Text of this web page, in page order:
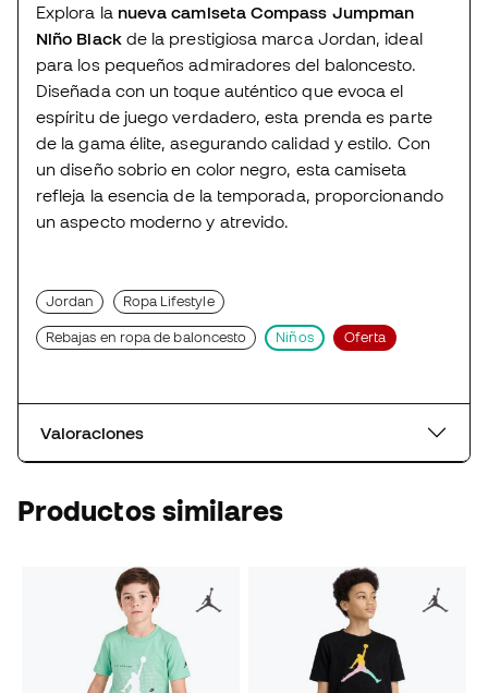
Explora la nueva camiseta Compass Jumpman
Niño Blackde la prestigiosa marca Jordan, ideal
para los pequeños admiradores del baloncesto.
Diseñada con un toque auténtico que evoca el
espíritu de juego verdadero, esta prenda es parte
de la gama élite, asegurando calidad y estilo. Con
un diseño sobrio en color negro, esta camiseta
refleja la esencia de la temporada, proporcionando
un aspecto moderno y atrevido.
Jordan Ropa Lifestyle
Rebajas en ropa de baloncesto Niños Oferta
Valoraciones
Productos similares